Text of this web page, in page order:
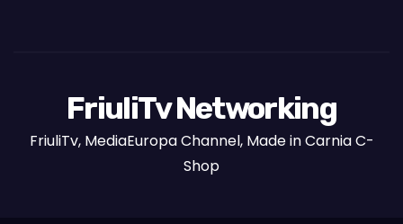
FriuliTv Networking
FriuliTv, MediaEuropa Channel, Made in Carnia C-
Shop